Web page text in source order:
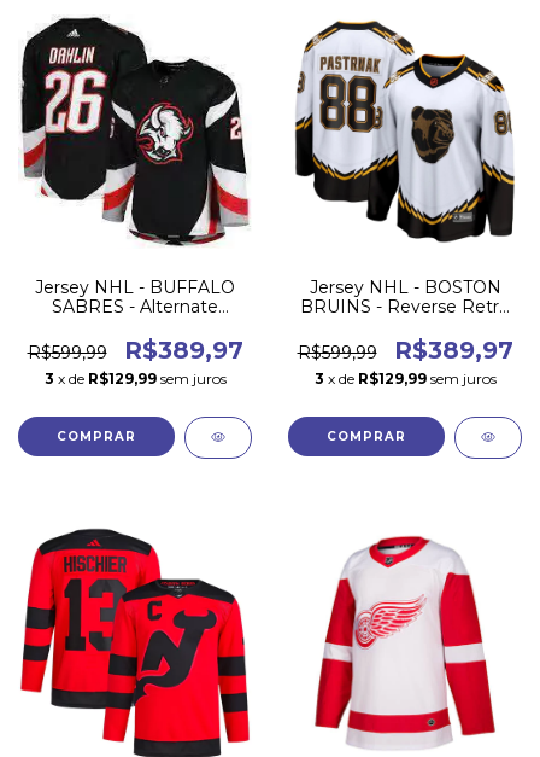
Jersey NHL - BUFFALO
SABRES - Alternate
R$599,99
R$389,97
3 x de R$129,99 sem juros
COMPRAR
Jersey NHL - BOSTON
BRUINS - Reverse Retrô
R$599,99
R$389,97
3 x de R$129,99 sem juros
COMPRAR